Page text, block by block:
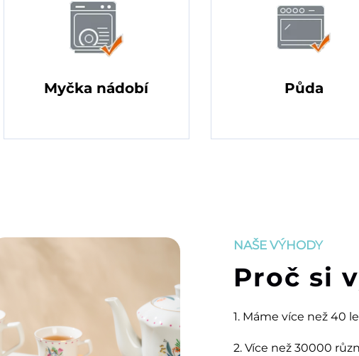
Myčka nádobí Půda
NAŠE VÝHODY
Proč si
1. Máme více než 40
2. Více než 30000